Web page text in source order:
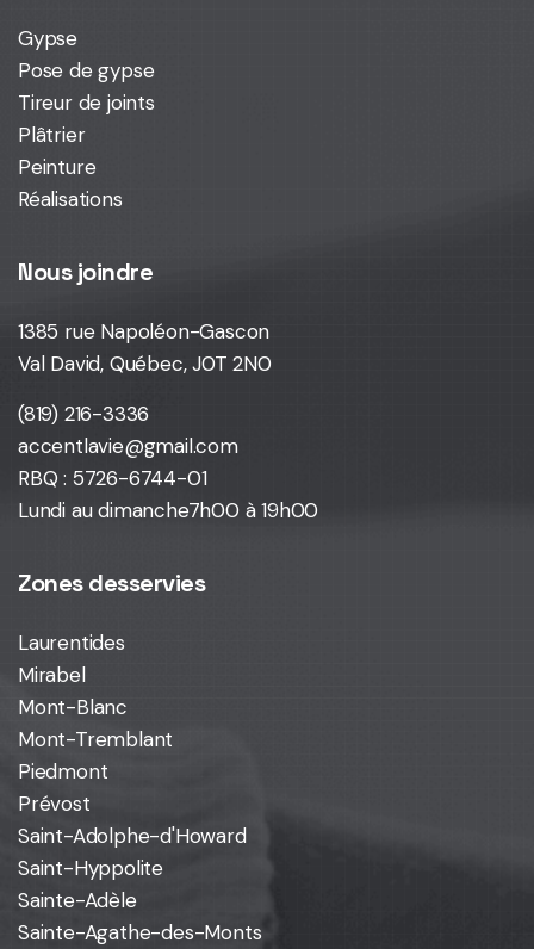
Gypse
Pose de gypse
Tireur de joints
Plâtrier
Peinture
Réalisations
Nous joindre
1385 rue Napoléon-Gascon
Val David, Québec, J0T 2N0
(819) 216-3336
accentlavie@gmail.com
RBQ : 5726-6744-01
Lundi au dimanche7h00 à 19h00
Zones desservies
Laurentides
Mirabel
Mont-Blanc
Mont-Tremblant
Piedmont
Prévost
Saint-Adolphe-d'Howard
Saint-Hyppolite
Sainte-Adèle
Sainte-Agathe-des-Monts